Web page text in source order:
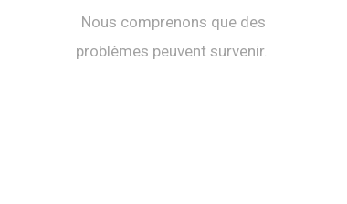
Nous comprenons que des
problèmes peuvent survenir.